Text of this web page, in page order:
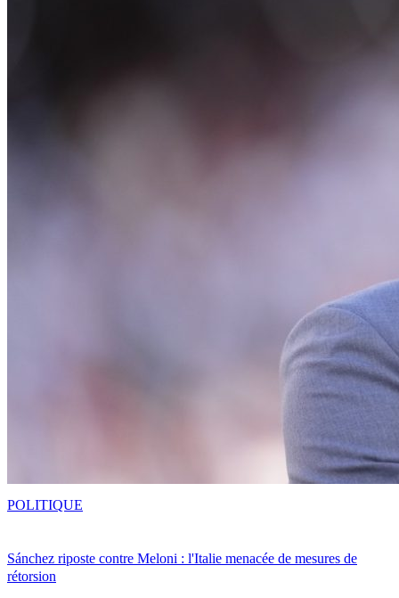
Sánchez riposte contre Meloni : l'Italie menacée de mesures de
rétorsion
POLITIQUE